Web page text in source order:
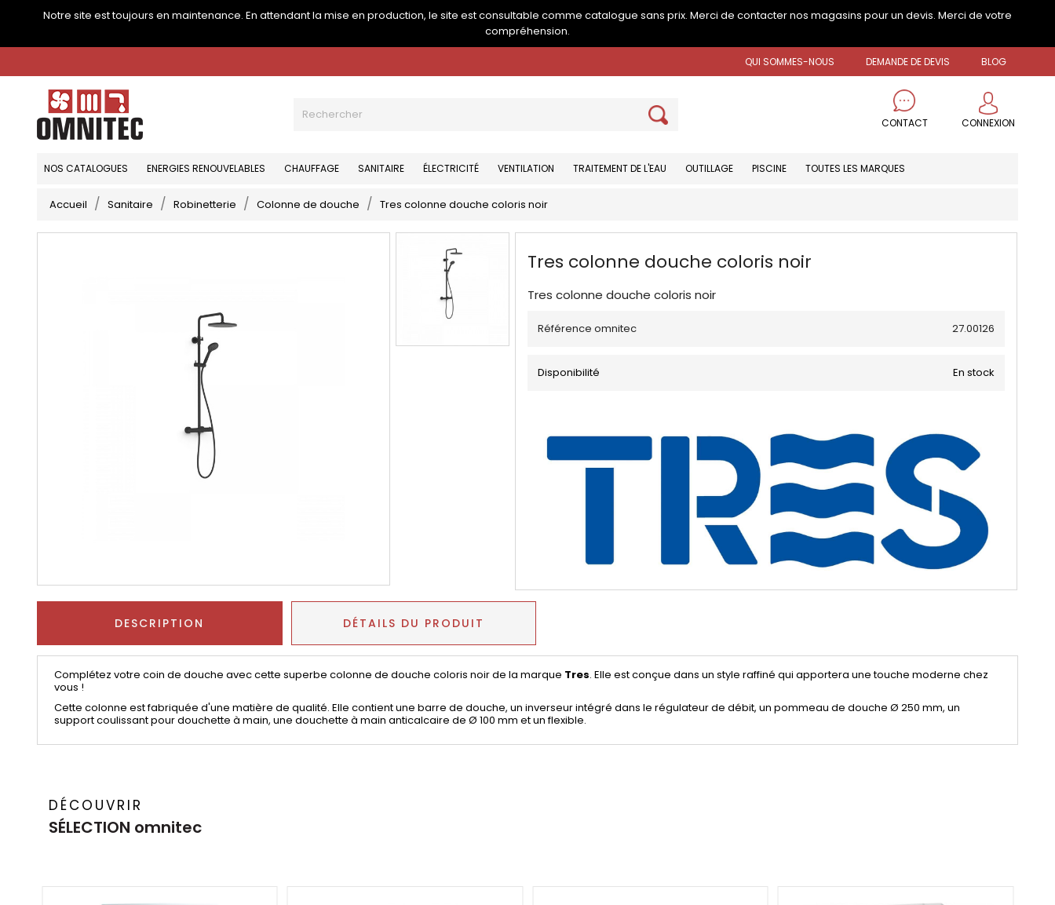
Notre site est toujours en maintenance. En attendant la mise en production, le site est consultable comme catalogue sans prix. Merci de contacter nos magasins pour un devis. Merci de votre
compréhension.
QUI SOMMES-NOUS DEMANDE DE DEVIS BLOG
CONTACT CONNEXION
NOS CATALOGUES ENERGIES RENOUVELABLES CHAUFFAGE SANITAIRE ÉLECTRICITÉ VENTILATION TRAITEMENT DE L'EAU OUTILLAGE PISCINE TOUTES LES MARQUES
Accueil Sanitaire Robinetterie Colonne de douche Tres colonne douche coloris noir
Tres colonne douche coloris noir
Tres colonne douche coloris noir
Référence omnitec 27.00126
Disponibilité En stock
DESCRIPTION DÉTAILS DU PRODUIT
Complétez votre coin de douche avec cette superbe colonne de douche coloris noir de la marque Tres. Elle est conçue dans un style raffiné qui apportera une touche moderne chez
vous !
Cette colonne est fabriquée d'une matière de qualité. Elle contient une barre de douche, un inverseur intégré dans le régulateur de débit, un pommeau de douche Ø 250 mm, un
support coulissant pour douchette à main, une douchette à main anticalcaire de Ø 100 mm et un flexible.
DÉCOUVRIR
SÉLECTION omnitec